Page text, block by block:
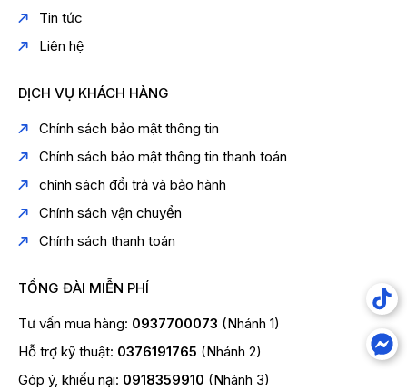
Tin tức
Liên hệ
DỊCH VỤ KHÁCH HÀNG
Chính sách bảo mật thông tin
Chính sách bảo mật thông tin thanh toán
chính sách đổi trả và bảo hành
Chính sách vận chuyển
Chính sách thanh toán
TỔNG ĐÀI MIỄN PHÍ
Tư vấn mua hàng: 0937700073 (Nhánh 1)
Hỗ trợ kỹ thuật: 0376191765 (Nhánh 2)
Góp ý, khiếu nại: 0918359910 (Nhánh 3)